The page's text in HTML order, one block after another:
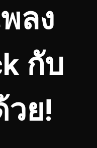
ลง
กับ
ย!